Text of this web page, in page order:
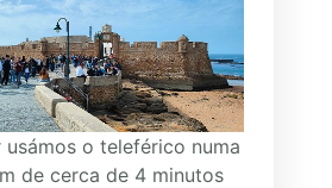
usámos o teleférico numa
de cerca de 4 minutos